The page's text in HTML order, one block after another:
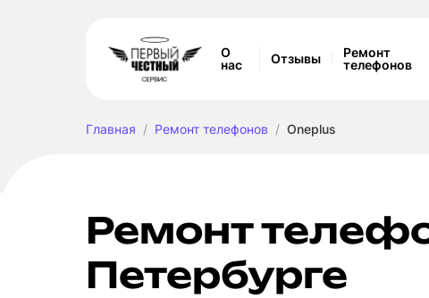
О
нас
Отзывы
Ремонт
телефонов
Главная Ремонт телефонов Oneplus
Ремонт
Петербурге